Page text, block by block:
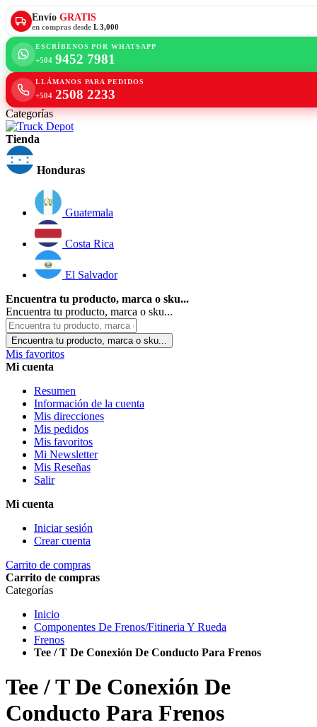
Envío GRATIS
en compras desde L 3,000
ESCRÍBENOS POR WHATSAPP
+504 9452 7981
LLÁMANOS PARA PEDIDOS
+504 2508 2233
Categorías
Tienda
Honduras
Guatemala
Costa Rica
El Salvador
Encuentra tu producto, marca o sku...
Encuentra tu producto, marca o sku...
Encuentra tu producto, marca o sku...
Mis favoritos
Mi cuenta
Resumen
Información de la cuenta
Mis direcciones
Mis pedidos
Mis favoritos
Mi Newsletter
Mis Reseñas
Salir
Mi cuenta
Iniciar sesión
Crear cuenta
Carrito de compras
Carrito de compras
Categorías
Inicio
Componentes De Frenos/Fitineria Y Rueda
Frenos
Tee / T De Conexión De Conducto Para Frenos
Tee / T De Conexión De
Conducto Para Frenos